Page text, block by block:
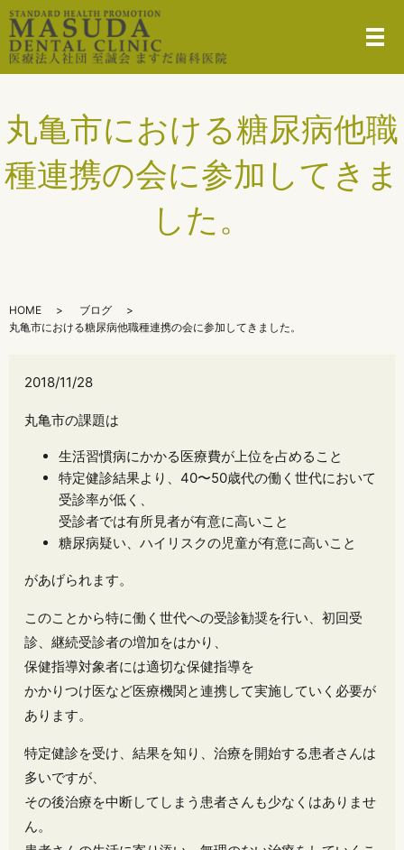
メ
丸亀市における糖尿病他職
種連携の会に参加してきま
した。
HOME
ブログ
丸亀市における糖尿病他職種連携の会に参加してきました。
2018/11/28
丸亀市の課題は
生活習慣病にかかる医療費が上位を占めること
特定健診結果より、40〜50歳代の働く世代において
受診率が低く、
受診者では有所見者が有意に高いこと
糖尿病疑い、ハイリスクの児童が有意に高いこと
があげられます。
このことから特に働く世代への受診勧奨を行い、初回受
診、継続受診者の増加をはかり、
保健指導対象者には適切な保健指導を
かかりつけ医など医療機関と連携して実施していく必要が
あります。
特定健診を受け、結果を知り、治療を開始する患者さんは
多いですが、
その後治療を中断してしまう患者さんも少なくはありませ
ん。